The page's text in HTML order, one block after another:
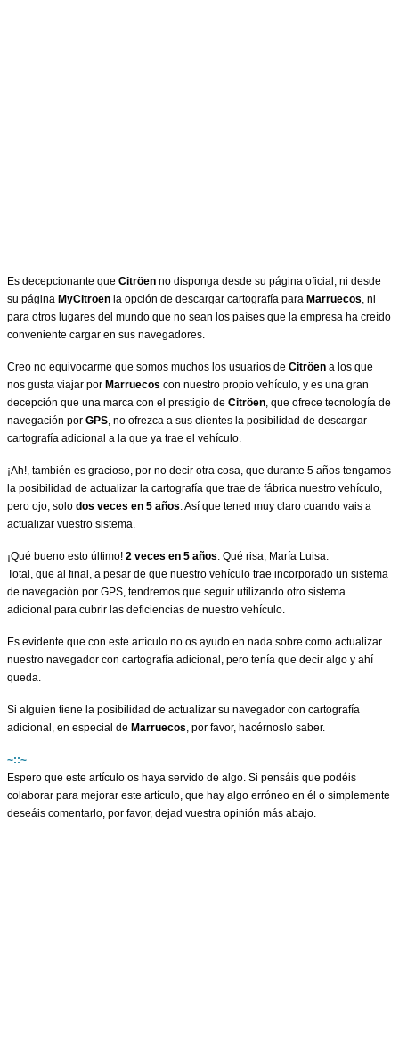
Es decepcionante que Citröen no disponga desde su página oficial, ni desde
su página MyCitroen la opción de descargar cartografía para Marruecos , ni
para otros lugares del mundo que no sean los países que la empresa ha creído
conveniente cargar en sus navegadores.
Creo no equivocarme que somos muchos los usuarios de Citröen a los que
nos gusta viajar por Marruecos con nuestro propio vehículo, y es una gran
decepción que una marca con el prestigio de Citröen , que ofrece tecnología de
navegación por GPS , no ofrezca a sus clientes la posibilidad de descargar
cartografía adicional a la que ya trae el vehículo.
¡Ah!, también es gracioso, por no decir otra cosa, que durante 5 años tengamos
la posibilidad de actualizar la cartografía que trae de fábrica nuestro vehículo,
pero ojo, solo dos veces en 5 años . Así que tened muy claro cuando vais a
actualizar vuestro sistema.
¡Qué bueno esto último! 2 veces en 5 años . Qué risa, María Luisa.
Total, que al final, a pesar de que nuestro vehículo trae incorporado un sistema
de navegación por GPS, tendremos que seguir utilizando otro sistema
adicional para cubrir las deficiencias de nuestro vehículo.
Es evidente que con este artículo no os ayudo en nada sobre como actualizar
nuestro navegador con cartografía adicional, pero tenía que decir algo y ahí
queda.
Si alguien tiene la posibilidad de actualizar su navegador con cartografía
adicional, en especial de Marruecos , por favor, hacérnoslo saber.
~::~
Espero que este artículo os haya servido de algo. Si pensáis que podéis
colaborar para mejorar este artículo, que hay algo erróneo en él o simplemente
deseáis comentarlo, por favor, dejad vuestra opinión más abajo.